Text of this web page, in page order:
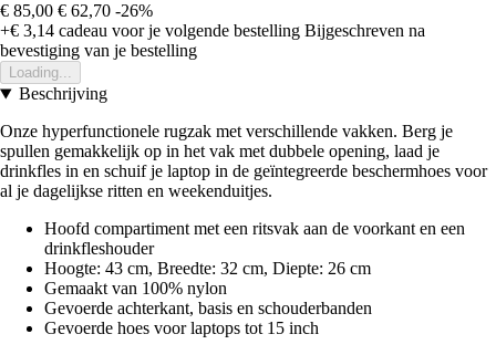
€ 85,00 € 62,70 -26%
+€ 3,14 cadeau voor je volgende bestelling Bijgeschreven na
bevestiging van je bestelling
Loading...
Beschrijving
Onze hyperfunctionele rugzak met verschillende vakken. Berg je
spullen gemakkelijk op in het vak met dubbele opening, laad je
drinkfles in en schuif je laptop in de geïntegreerde beschermhoes voor
al je dagelijkse ritten en weekenduitjes.
Hoofd compartiment met een ritsvak aan de voorkant en een
drinkfleshouder
Hoogte: 43 cm, Breedte: 32 cm, Diepte: 26 cm
Gemaakt van 100% nylon
Gevoerde achterkant, basis en schouderbanden
Gevoerde hoes voor laptops tot 15 inch